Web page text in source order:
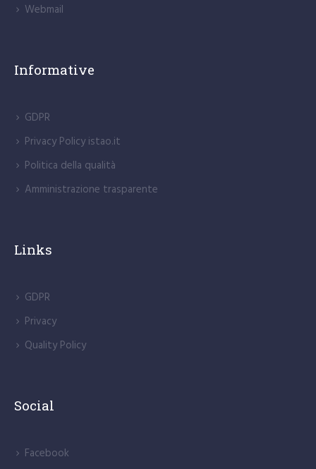
Webmail
Informative
GDPR
Privacy Policy istao.it
Politica della qualità
Amministrazione trasparente
Links
GDPR
Privacy
Quality Policy
Social
Facebook